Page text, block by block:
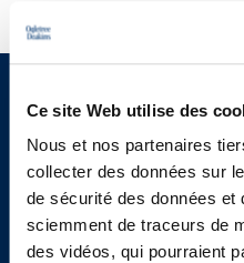
Ce site Web utilise des
Nous et nos partenaires
collecter des données sur
de sécurité des données
sciemment de traceurs de
des vidéos, qui pourraient
Sign up to
new
programs.